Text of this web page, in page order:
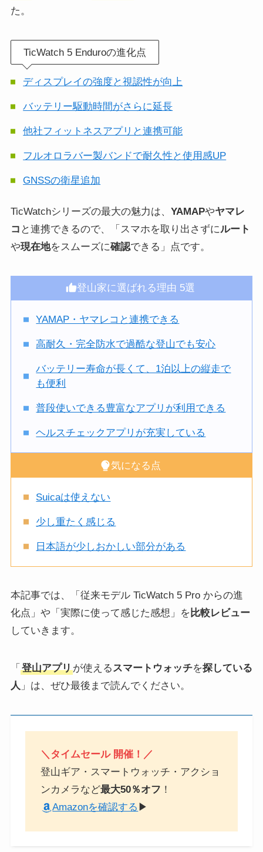
た。
TicWatch 5 Enduroの進化点
ディスプレイの強度と視認性が向上
バッテリー駆動時間がさらに延長
他社フィットネスアプリと連携可能
フルオロラバー製バンドで耐久性と使用感UP
GNSSの衛星追加
TicWatchシリーズの最大の魅力は、 YAMAPやヤマレ
コ と連携できるので、「スマホを取り出さずにルート
や現在地をスムーズに確認できる」点です。
登山家に選ばれる理由 5選
YAMAP・ヤマレコと連携できる
高耐久・完全防水で過酷な登山でも安心
バッテリー寿命が長くて、1泊以上の縦走で
も便利
普段使いできる豊富なアプリが利用できる
ヘルスチェックアプリが充実している
気になる点
Suicaは使えない
少し重たく感じる
日本語が少しおかしい部分がある
本記事では、「従来モデル TicWatch 5 Pro からの進
化点」や「実際に使って感じた感想」を 比較レビュー
していきます。
「 登山アプリが使えるスマートウォッチを探している
人 」は、ぜひ最後まで読んでください。
＼タイムセール 開催！／
登山ギア・スマートウォッチ・アクショ
ンカメラなど最大50％オフ ！
Amazonを確認する ▶